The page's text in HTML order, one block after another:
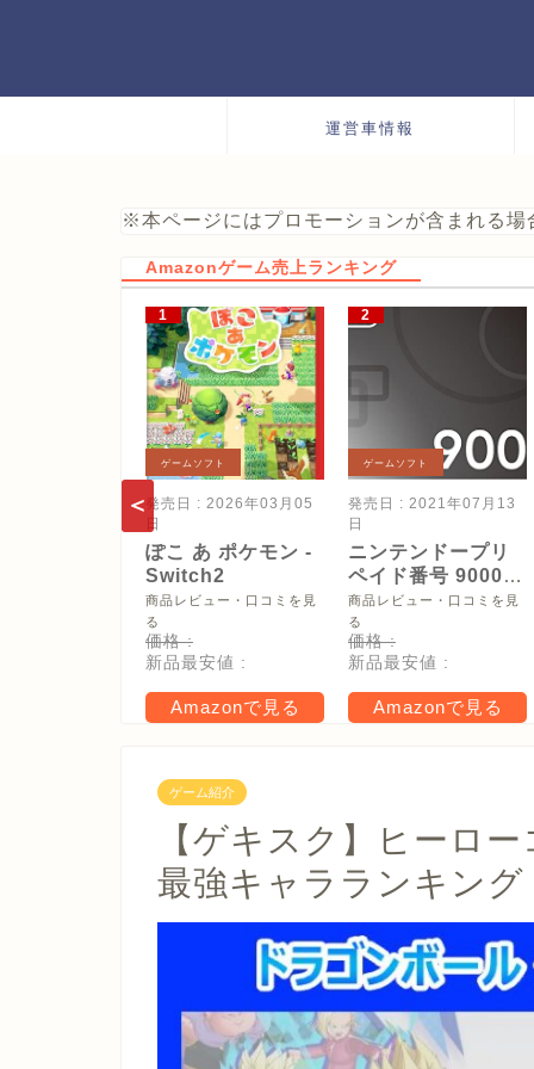
運営車情報
※本ページにはプロモーションが含まれる場
Amazonゲーム売上ランキング
ゲームソフト
発売日 : 2026年03月05
日
ぽこ あ ポケモン -
Switch2
商品レビュー・口コミを見
る
価格 :
新品最安値 :
Amazonで見る
ゲームソフト
発売日 : 2021年07月13
日
ニンテンドープリ
ペイド番号 9000
円|オンラインコー
ド版
商品レビュー・口コミを見
る
価格 :
新品最安値 :
Amazonで見る
ゲーム紹介
【ゲキスク】ヒーロ
最強キャラランキン